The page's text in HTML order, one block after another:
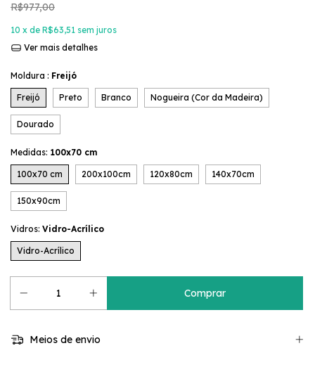
R$977,00
10 x de R$63,51 sem juros
Ver mais detalhes
Moldura : Freijó
Freijó Preto Branco Nogueira (Cor da Madeira)
Dourado
Medidas: 100x70 cm
100x70 cm 200x100cm 120x80cm 140x70cm
150x90cm
Vidros: Vidro-Acrílico
Vidro-Acrílico
Meios de envio